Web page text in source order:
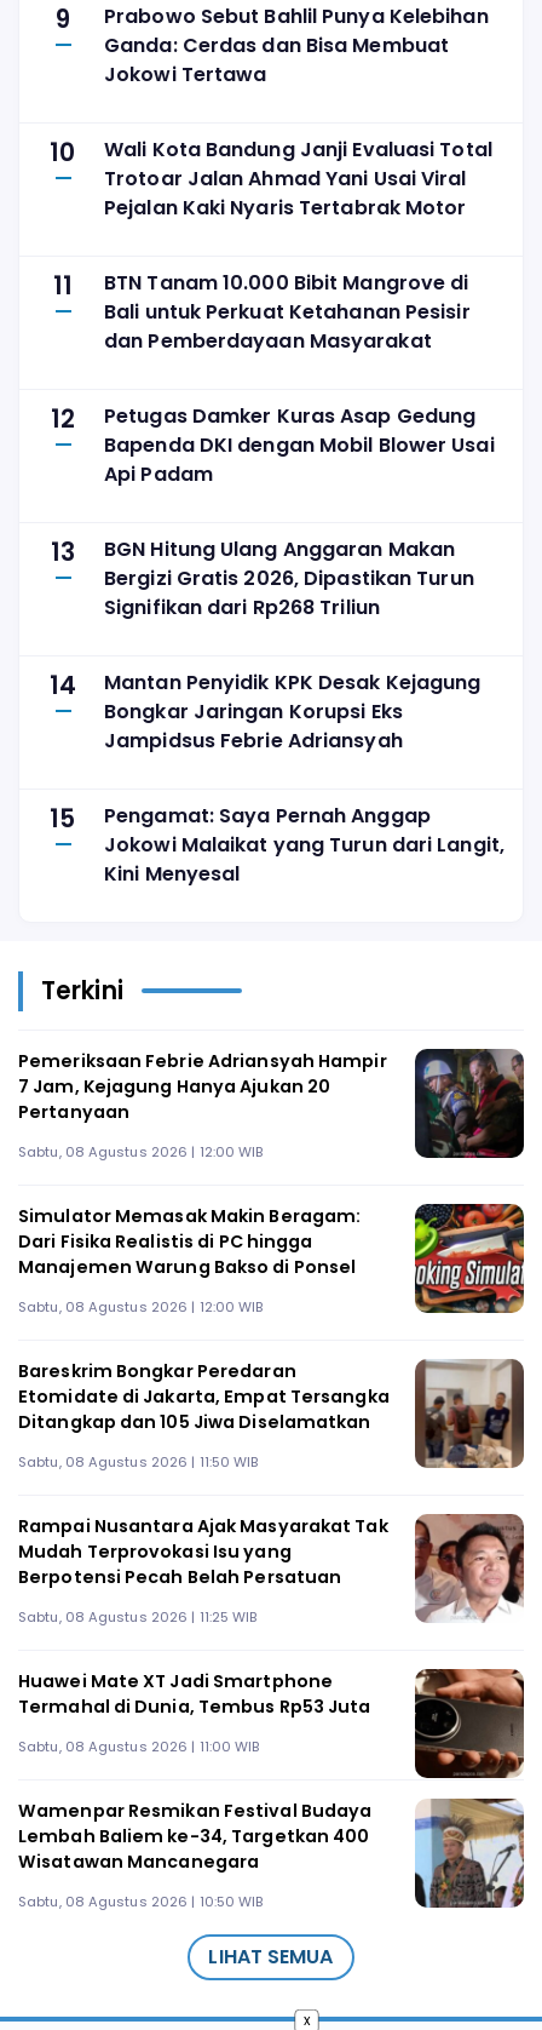
9
Prabowo Sebut Bahlil Punya Kelebihan
Ganda: Cerdas dan Bisa Membuat
Jokowi Tertawa
10
Wali Kota Bandung Janji Evaluasi Total
Trotoar Jalan Ahmad Yani Usai Viral
Pejalan Kaki Nyaris Tertabrak Motor
11
BTN Tanam 10.000 Bibit Mangrove di
Bali untuk Perkuat Ketahanan Pesisir
dan Pemberdayaan Masyarakat
12
Petugas Damker Kuras Asap Gedung
Bapenda DKI dengan Mobil Blower Usai
Api Padam
13
BGN Hitung Ulang Anggaran Makan
Bergizi Gratis 2026, Dipastikan Turun
Signifikan dari Rp268 Triliun
14
Mantan Penyidik KPK Desak Kejagung
Bongkar Jaringan Korupsi Eks
Jampidsus Febrie Adriansyah
15
Pengamat: Saya Pernah Anggap
Jokowi Malaikat yang Turun dari Langit,
Kini Menyesal
Terkini
Pemeriksaan Febrie Adriansyah Hampir
7 Jam, Kejagung Hanya Ajukan 20
Pertanyaan
Sabtu, 08 Agustus 2026 | 12:00 WIB
Simulator Memasak Makin Beragam:
Dari Fisika Realistis di PC hingga
Manajemen Warung Bakso di Ponsel
Sabtu, 08 Agustus 2026 | 12:00 WIB
Bareskrim Bongkar Peredaran
Etomidate di Jakarta, Empat Tersangka
Ditangkap dan 105 Jiwa Diselamatkan
Sabtu, 08 Agustus 2026 | 11:50 WIB
Rampai Nusantara Ajak Masyarakat Tak
Mudah Terprovokasi Isu yang
Berpotensi Pecah Belah Persatuan
Sabtu, 08 Agustus 2026 | 11:25 WIB
Huawei Mate XT Jadi Smartphone
Termahal di Dunia, Tembus Rp53 Juta
Sabtu, 08 Agustus 2026 | 11:00 WIB
Wamenpar Resmikan Festival Budaya
Lembah Baliem ke-34, Targetkan 400
Wisatawan Mancanegara
Sabtu, 08 Agustus 2026 | 10:50 WIB
LIHAT SEMUA
x